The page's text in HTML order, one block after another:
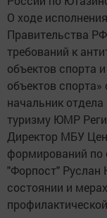
О ходе
Правительства
требований к
объектов спорта
объектов
начальник
туризму ЮМР
Директор МБУ
формирований по
"Форпост" Руслан
состоянии и